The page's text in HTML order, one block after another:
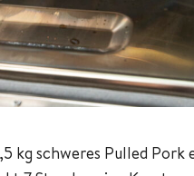
kg schweres Pulled Pork